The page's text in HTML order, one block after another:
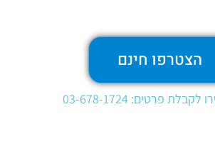
הצטרפו חינם
פרטים: 03-678-1724